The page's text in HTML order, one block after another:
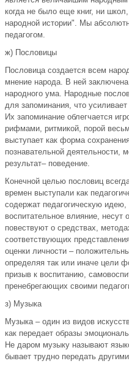
когда не было еще книг, ни
народной истории". Мы
педагогом.
ж) Пословицы
Пословица создается всем
мнение народа. В ней
народного ума. Народные
для запоминания, что
Их запоминание облегчается
рифмами, ритмикой, порой
выступает как форма
познавательной деятельности,
результат– поведение.
Конечной целью пословиц
времен выступали как
содержат педагогическую
воспитательное влияние, несут
повествуют о средствах,
соответствующих
оценки личности –
определяя так или иначе цели
призыв к воспитанию,
пренебрегающих своими
з) Музыка
Музыка – один из видов
как передает образы
Не даром музыку называют
бывает трудно передать